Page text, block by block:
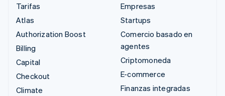
Tarifas
Atlas
Authorization Boost
Billing
Capital
Checkout
Climate
Empresas
Startups
Comercio basado en
agentes
Criptomoneda
E-commerce
Finanzas integradas